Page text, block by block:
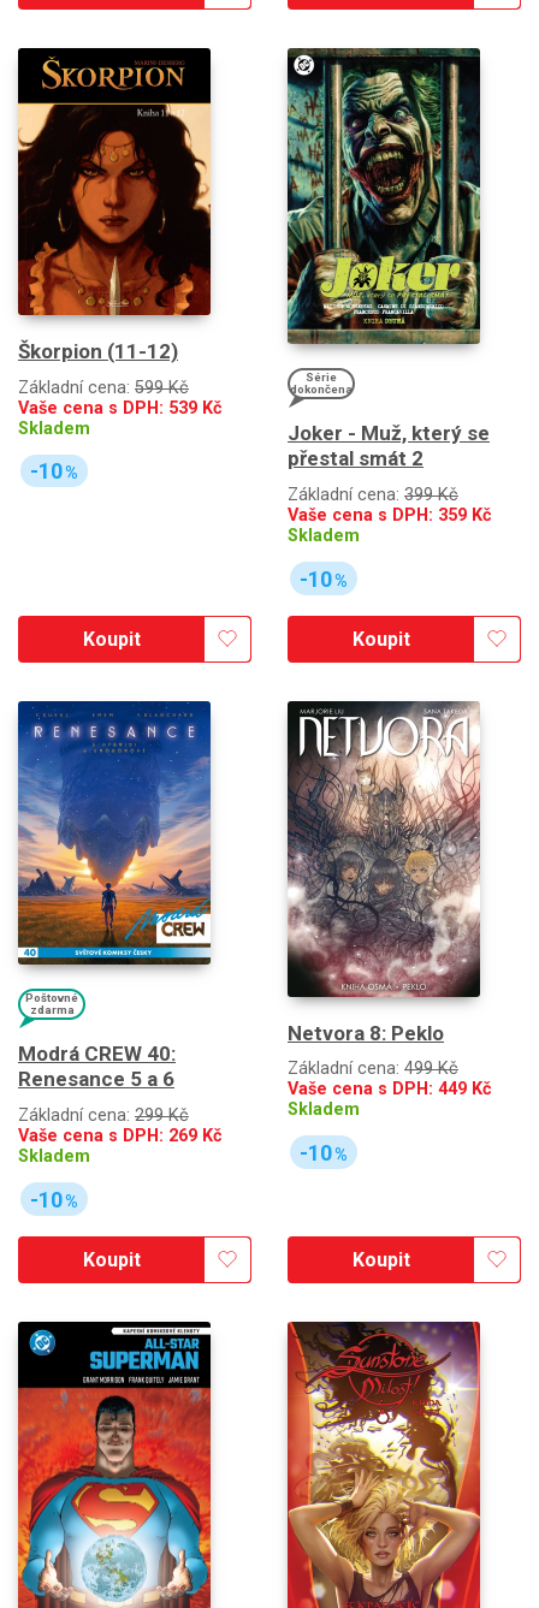
Škorpion (11-12)
Základní cena: 599 Kč
Vaše cena s DPH: 539 Kč
Skladem
-10%
Koupit
Série
dokončena
Joker - Muž, který se
přestal smát 2
Základní cena: 399 Kč
Vaše cena s DPH: 359 Kč
Skladem
-10%
Koupit
Poštovné
zdarma
Modrá CREW 40:
Renesance 5 a 6
Základní cena: 299 Kč
Vaše cena s DPH: 269 Kč
Skladem
-10%
Koupit
Netvora 8: Peklo
Základní cena: 499 Kč
Vaše cena s DPH: 449 Kč
Skladem
-10%
Koupit